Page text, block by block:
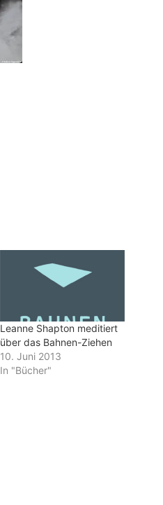
Leanne Shapton meditiert
über das Bahnen-Ziehen
10. Juni 2013
In "Bücher"